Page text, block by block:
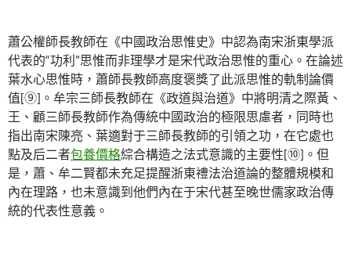
蕭公權師長教師在《中國政治思惟史》中認為南宋浙東學派
代表的“功利”思惟而非理學才是宋代政治思惟的重心。在論述
葉水心思惟時，蕭師長教師高度褒獎了此派思惟的軌制論價
值[⑨]。牟宗三師長教師在《政道與治道》中將明清之際黃、
王、顧三師長教師作為傳統中國政治的極限思慮者，同時也
指出南宋陳亮、葉適對于三師長教師的引領之功，在它處也
點及后二者包養價格綜合構造之法式意識的主要性[⑩]。但
是，蕭、牟二賢都未充足提醒浙東禮法治道論的整體規模和
內在理路，也未意識到他們內在于宋代甚至晚世儒家政治傳
統的代表性意義。